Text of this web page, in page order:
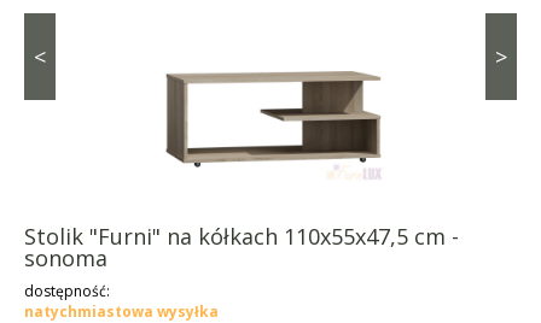
< >
Stolik "Furni" na kółkach 110x55x47,5 cm -
sonoma
dostępność:
natychmiastowa wysyłka